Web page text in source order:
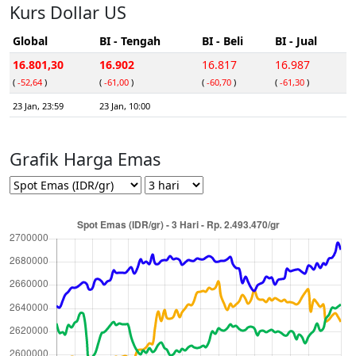
Kurs Dollar US
Global BI - Tengah BI - Beli
BI - Jual
16.801,30
( -52,64 )
16.902
( -61,00 )
16.817
( -60,70 )
16.987
( -61,30 )
23 Jan, 23:59
23 Jan, 10:00
Grafik Harga Emas